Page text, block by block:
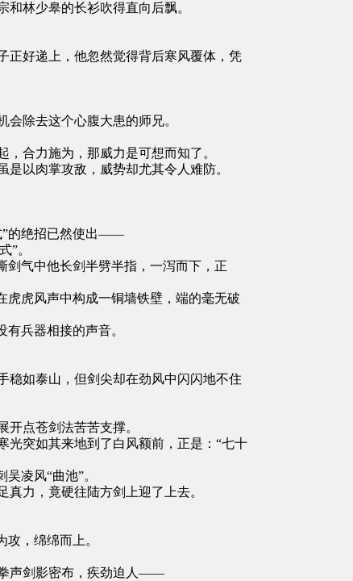
林少皋的长衫吹得直向后飘。
好递上，他忽然觉得背后寒风覆体，凭
除去这个心腹大患的师兄。
合力施为，那威力是可想而知了。
以肉掌攻敌，威势却尤其令人难防。
”的绝招已然使出——
”。
气中他长剑半劈半指，一泻而下，正
虎风声中构成一铜墙铁壁，端的毫无破
兵器相接的声音。
如泰山，但剑尖却在劲风中闪闪地不住
点苍剑法苦苦支撑。
突如其来地到了白风额前，正是：“七十
凌风“曲池”。
力，竟硬往陆方剑上迎了上去。
，绵绵而上。
声剑影密布，疾劲迫人——